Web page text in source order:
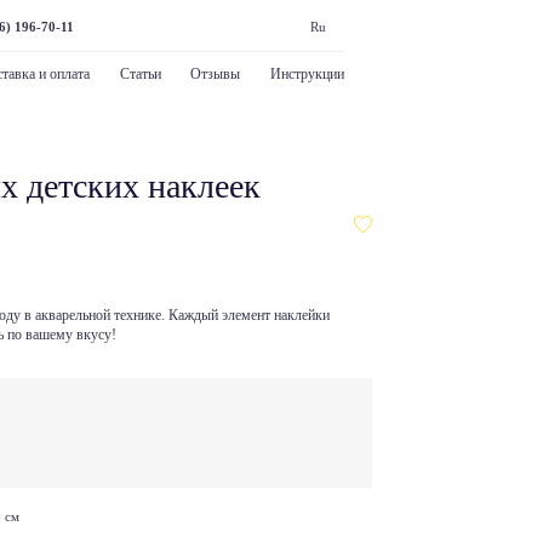
196-70-11 Ru
и оплата Статьи Отзывы Инструкции
детских наклеек
в акварельной технике. Каждый элемент наклейки
по вашему вкусу!
см